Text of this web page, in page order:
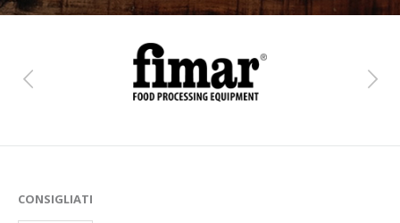
CONSIGLIATI